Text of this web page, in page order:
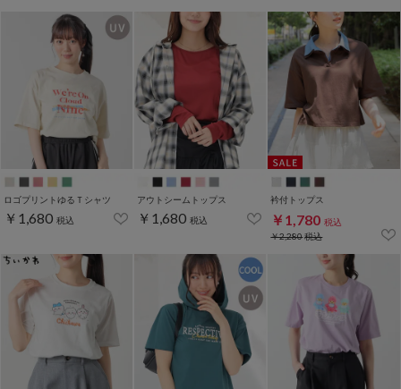
ロゴプリントゆるＴシャツ
￥1,680 税込
アウトシームトップス
￥1,680 税込
衿付トップス
￥1,780 税込
￥2,280税込